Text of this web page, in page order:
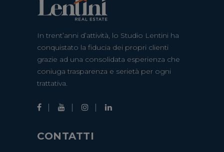
In trent’anni d’attività, lo Studio Lentini ha
conquistato la fiducia dei propri clienti
grazie ad una consolidata esperienza che
coniuga trasparenza e serietà per ogni
trattativa.
CONTATTI